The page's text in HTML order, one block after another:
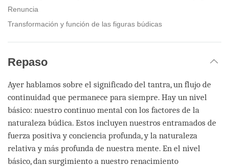
Renuncia
Transformación y función de las figuras búdicas
Repaso
Ayer hablamos sobre el significado del tantra, un flujo de
continuidad que permanece para siempre. Hay un nivel
básico: nuestro continuo mental con los factores de la
naturaleza búdica. Estos incluyen nuestros entramados de
fuerza positiva y conciencia profunda, y la naturaleza
relativa y más profunda de nuestra mente. En el nivel
básico, dan surgimiento a nuestro renacimiento